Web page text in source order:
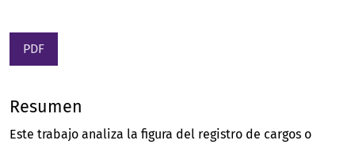
PDF
Resumen
Este trabajo analiza la figura del registro de cargos o